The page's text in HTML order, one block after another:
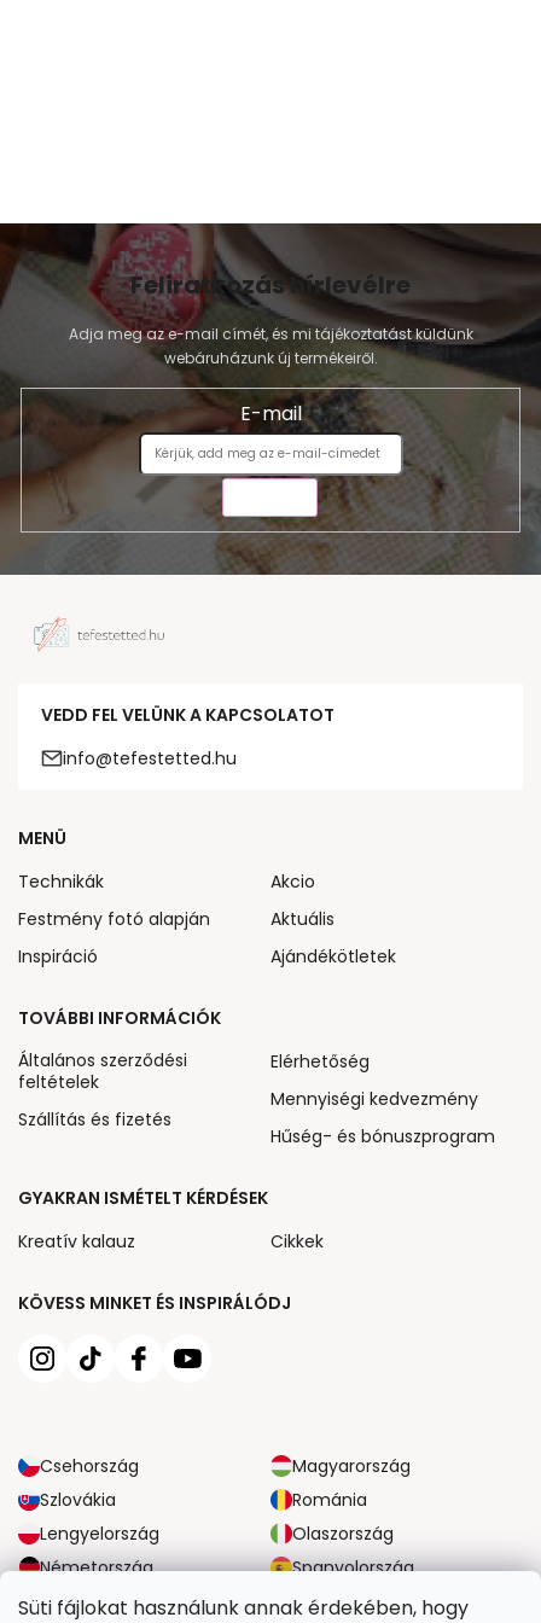
Süti fájlokat használunk annak érdekében, hogy
Feliratkozás hírlevélre
Adja meg az e-mail címét, és mi tájékoztatást küldünk
webáruházunk új termékeiről.
E-mail
VEDD FEL VELÜNK A KAPCSOLATOT
info@tefestetted.hu
KÖVESS MINKET ÉS INSPIRÁLÓDJ
Csehország
Magyarország
Szlovákia
Románia
Lengyelország
Olaszország
Németország
Spanyolország
Nagy-Britannia
Ausztria
MENÜ
Technikák
Festmény fotó alapján
Inspiráció
Akcio
Aktuális
Ajándékötletek
TOVÁBBI INFORMÁCIÓK
Általános szerződési
feltételek
Szállítás és fizetés
Elérhetőség
Mennyiségi kedvezmény
Hűség- és bónuszprogram
GYAKRAN ISMÉTELT KÉRDÉSEK
Kreatív kalauz
Cikkek